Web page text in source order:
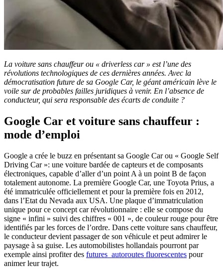
La voiture sans chauffeur ou « driverless car » est l’une des
révolutions technologiques de ces dernières années. Avec la
démocratisation future de sa Google Car, le géant américain lève le
voile sur de probables failles juridiques à venir. En l’absence de
conducteur, qui sera responsable des écarts de conduite ?
Google Car et voiture sans chauffeur :
mode d’emploi
Google a crée le buzz en présentant sa Google Car ou « Google Self
Driving Car »: une voiture bardée de capteurs et de composants
électroniques, capable d’aller d’un point A à un point B de façon
totalement autonome. La première Google Car, une Toyota Prius, a
été immatriculée officiellement et pour la première fois en 2012,
dans l’Etat du Nevada aux USA. Une plaque d’immatriculation
unique pour ce concept car révolutionnaire : elle se compose du
signe « infini » suivi des chiffres « 001 », de couleur rouge pour être
identifiés par les forces de l’ordre. Dans cette voiture sans chauffeur,
le conducteur devient passager de son véhicule et peut admirer le
paysage à sa guise. Les automobilistes hollandais pourront par
exemple ainsi profiter des futures autoroutes fluorescentes pour
animer leur trajet.